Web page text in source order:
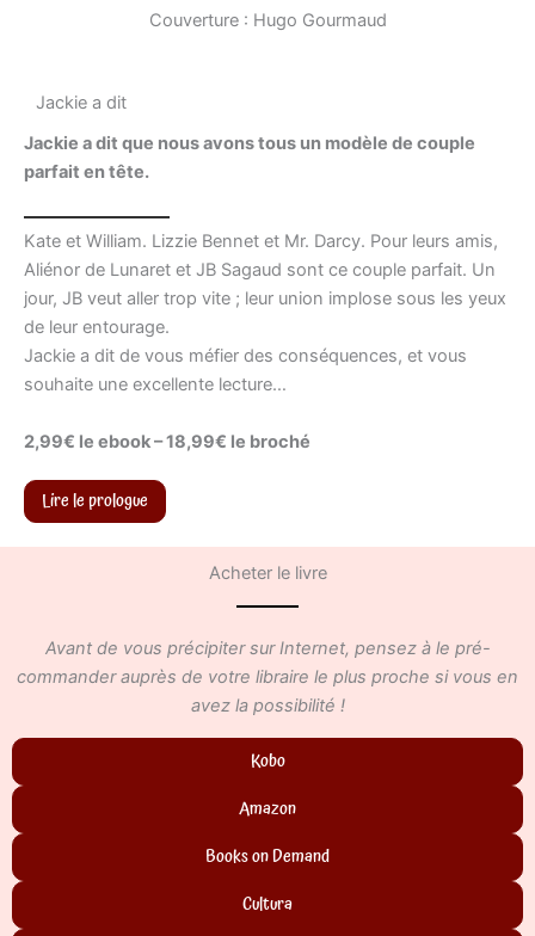
Couverture : Hugo Gourmaud
Jackie a dit
Jackie a dit que nous avons tous un modèle de couple
parfait en tête.
Kate et William. Lizzie Bennet et Mr. Darcy. Pour leurs amis,
Aliénor de Lunaret et JB Sagaud sont ce couple parfait. Un
jour, JB veut aller trop vite ; leur union implose sous les yeux
de leur entourage.
Jackie a dit de vous méfier des conséquences, et vous
souhaite une excellente lecture…
2,99€ le ebook – 18,99€ le broché
Lire le prologue
Acheter le livre
Avant de vous précipiter sur Internet, pensez à le pré-
commander auprès de votre libraire le plus proche si vous en
avez la possibilité !
Kobo
Amazon
Books on Demand
Cultura